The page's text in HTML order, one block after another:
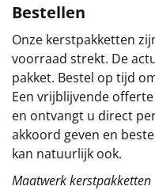
Sinterklaaspakketten
Particulier
Kerstgeschenken
Relatiegeschenken
Cadeaubon
Bestellen
Onze kerstpakketten
voorraad strekt. De
pakket. Bestel op tijd
Een vrijblijvende
en ontvangt u direct
akkoord geven en
kan natuurlijk ook.
Maatwerk kerstpakketten